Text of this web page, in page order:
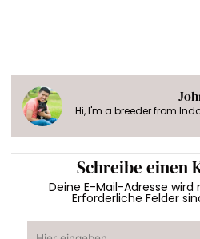
Hi, I'm a breeder from
Schreibe einen
Deine E-Mail-Adresse
Erforderliche Felder
Hier